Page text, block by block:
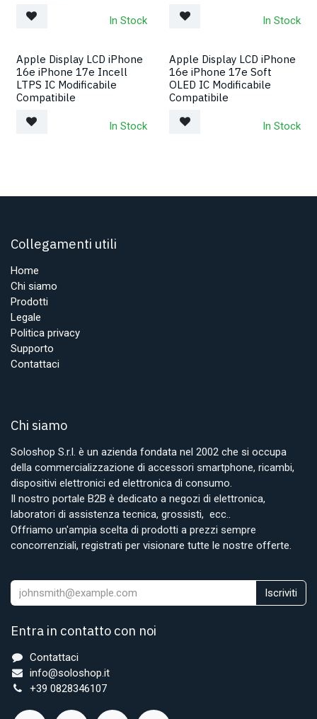
In Stock In Stock
Apple Display LCD iPhone
16e iPhone 17e Incell
LTPS IC Modificabile
Compatibile
In Stock
Apple Display LCD iPhone
16e iPhone 17e Soft
OLED IC Modificabile
Compatibile
In Stock
Collegamenti utili
Home
Chi siamo
Prodotti
Legale
Politica privacy
Supporto
Contattaci
Chi siamo
Soloshop S.r.l. è un azienda fondata nel 2002 che si occupa
della commercializzazione di accessori smartphone, ricambi,
dispositivi elettronici ed elettronica di consumo.
Il nostro portale B2B è dedicato a negozi di elettronica,
laboratori di assistenza tecnica, grossisti, ecc..
Offriamo un'ampia scelta di prodotti a prezzi sempre
concorrenziali, registrati per visionare tutte le nostre offerte.
Iscriviti
Entra in contatto con noi
Contattaci
info@soloshop.it
+39 0828346107